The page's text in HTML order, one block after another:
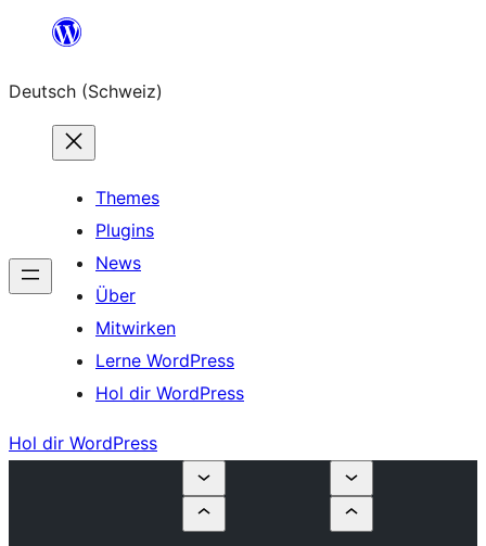
springen
Deutsch (Schweiz)
Themes
Plugins
News
Über
Mitwirken
Lerne WordPress
Hol dir WordPress
Hol dir WordPress